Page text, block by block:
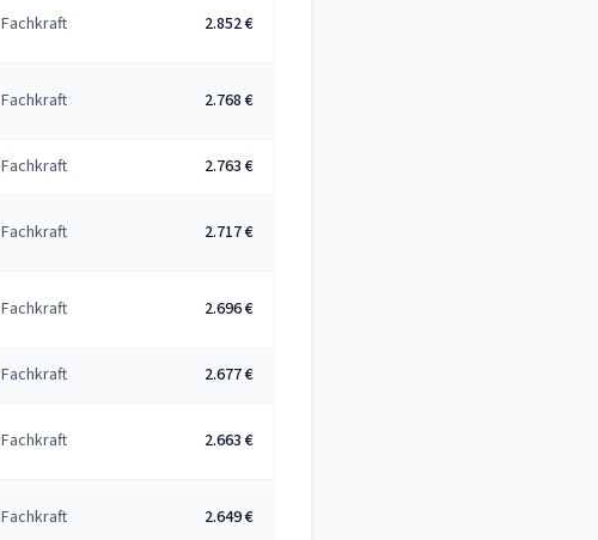
Fachkraft 2.852 €
Fachkraft 2.768 €
Fachkraft 2.763 €
Fachkraft 2.717 €
Fachkraft 2.696 €
Fachkraft 2.677 €
Fachkraft 2.663 €
Fachkraft 2.649 €